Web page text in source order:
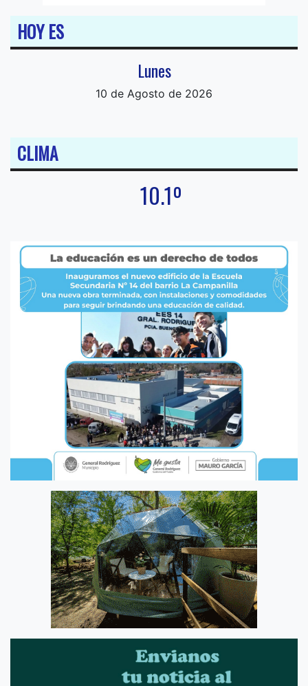
HOY ES
Lunes
10 de Agosto de 2026
CLIMA
10.1º